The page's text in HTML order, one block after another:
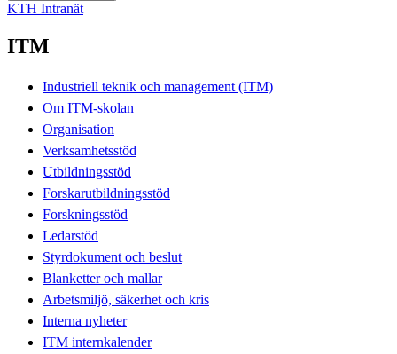
KTH Intranät
ITM
Industriell teknik och management (ITM)
Om ITM-skolan
Organisation
Verksamhetsstöd
Utbildningsstöd
Forskarutbildningsstöd
Forskningsstöd
Ledarstöd
Styrdokument och beslut
Blanketter och mallar
Arbetsmiljö, säkerhet och kris
Interna nyheter
ITM internkalender